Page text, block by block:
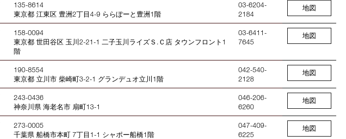
135-8614
東京都 江東区 豊洲2丁目4-9 ららぽーと豊洲1階
03-6204-
2184
地図
158-0094
東京都 世田谷区 玉川2-21-1 二子玉川ライズＳ.Ｃ店 タウンフロント1
階
03-6411-
7645
地図
190-8554
東京都 立川市 柴崎町3-2-1 グランデュオ立川1階
042-540-
2128
地図
243-0436
神奈川県 海老名市 扇町13-1
046-206-
6260
地図
273-0005
千葉県 船橋市本町 7丁目1-1 シャポー船橋1階
047-409-
6225
地図